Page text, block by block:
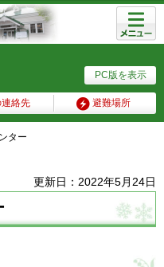
PC版を表示
絡先 避難場所
メニュ
ー
ター
更新日：2022年5月24日